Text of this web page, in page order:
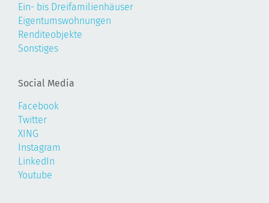
Ein- bis Dreifamilienhäuser
Eigentumswohnungen
Renditeobjekte
Sonstiges
Social Media
Facebook
Twitter
XING
Instagram
LinkedIn
Youtube